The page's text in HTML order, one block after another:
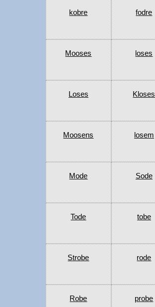
kobre fodre
Mooses loses
Loses Kloses
Moosens losem
Mode Sode
Tode tobe
Strobe rode
Robe probe